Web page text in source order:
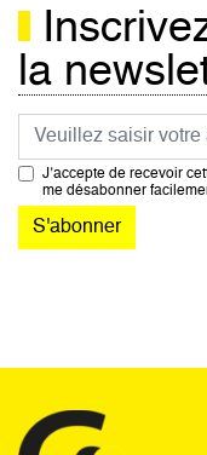
la
Courriel
J’accepte de recevoir
me désabonner